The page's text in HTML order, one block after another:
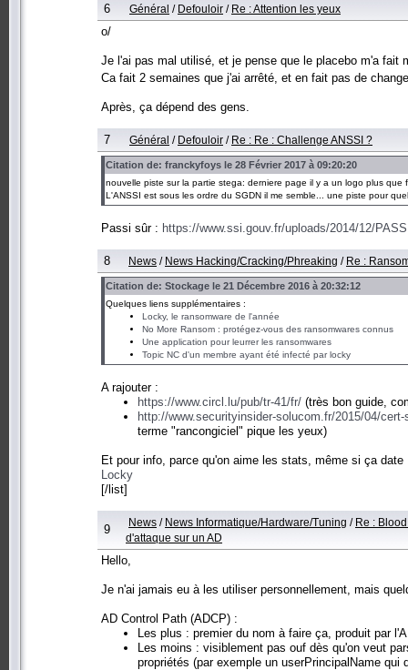
6 Général / Defouloir / Re : Attention les yeux
o/
Je l'ai pas mal utilisé, et je pense que le placebo m'a fait
Ca fait 2 semaines que j'ai arrêté, et en fait pas de
Après, ça dépend des gens.
7 Général / Defouloir / Re : Re : Challenge ANSSI ?
Citation de: franckyfoys le 28 Février 2017 à 09:20:20
nouvelle piste sur la partie stega: derniere page il y a un logo plus
L'ANSSI est sous les ordre du SGDN il me semble... une piste pour
Passi sûr : https://www.ssi.gouv.fr/uploads/2014/12/
8 News / News Hacking/Cracking/Phreaking / Re :
Citation de: Stockage le 21 Décembre 2016 à 20:32:12
Quelques liens supplémentaires :
Locky, le ransomware de l'année
No More Ransom : protégez-vous des ransomwares connus
Une application pour leurrer les ransomwares
Topic NC d'un membre ayant été infecté par locky
A rajouter :
https://www.circl.lu/pub/tr-41/fr/ (très bon guide,
http://www.securityinsider-solucom.fr/2015/04/
terme "rancongiciel" pique les yeux)
Et pour info, parce qu'on aime les stats, même si ça
Locky
[/list]
9
News / News Informatique/Hardware/Tuning / Re :
d'attaque sur un AD
Hello,
Je n'ai jamais eu à les utiliser personnellement, mais
AD Control Path (ADCP) :
Les plus : premier du nom à faire ça, produit par
Les moins : visiblement pas ouf dès qu'on veut
propriétés (par exemple un userPrincipalName